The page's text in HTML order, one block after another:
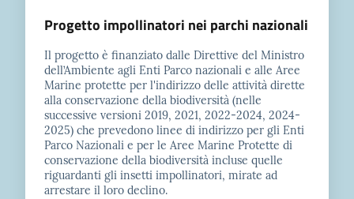
Progetto impollinatori nei parchi nazionali
Il progetto è finanziato dalle Direttive del Ministro
dell’Ambiente agli Enti Parco nazionali e alle Aree
Marine protette per l'indirizzo delle attività dirette
alla conservazione della biodiversità (nelle
successive versioni 2019, 2021, 2022-2024, 2024-
2025) che prevedono linee di indirizzo per gli Enti
Parco Nazionali e per le Aree Marine Protette di
conservazione della biodiversità incluse quelle
riguardanti gli insetti impollinatori, mirate ad
arrestare il loro declino.